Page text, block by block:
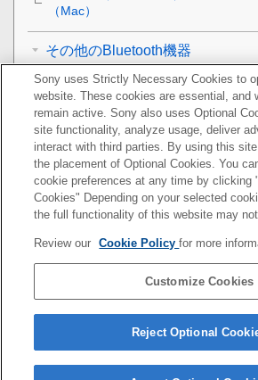
（Mac）
その他のBluetooth機器
Bluetooth 接続を切断するには（
音楽を聞く
通話する
音声アシスト機能を使う
アプリを使う
困ったときは
Sony uses Strictly Necessary Cookies to
website. These cookies are essential, and
remain active. Sony also uses Optional
site functionality, analyze usage, deliver
interact with third parties. By using this
the placement of Optional Cookies. You
cookie preferences at any time by clicking
Cookies" Depending on your selected
the full functionality of this website may
Review our Cookie Policyfor more
Customize Cookies
Reject Optional